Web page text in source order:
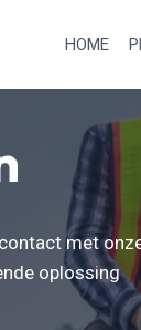
HOME
met
oplossing